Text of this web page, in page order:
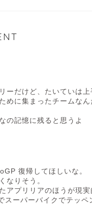
ーだけど、たいていは
めに集まったチームな
の記憶に残ると思うよ
復帰してほしいな。
なりそう。
アプリリアのほうが現実
ーパーバイクでテッペ